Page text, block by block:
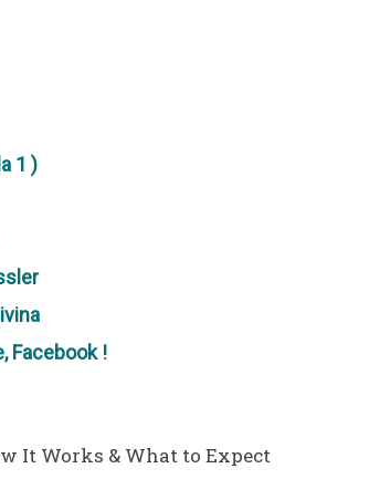
1 )
Facebook !
It Works & What to Expect